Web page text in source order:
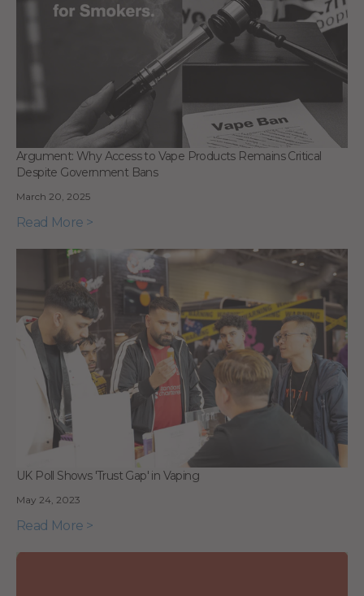
Argument: Why Access to Vape Products Remains Critical
Despite Government Bans
March 20, 2025
Read More >
UK Poll Shows 'Trust Gap' in Vaping
May 24, 2023
Read More >